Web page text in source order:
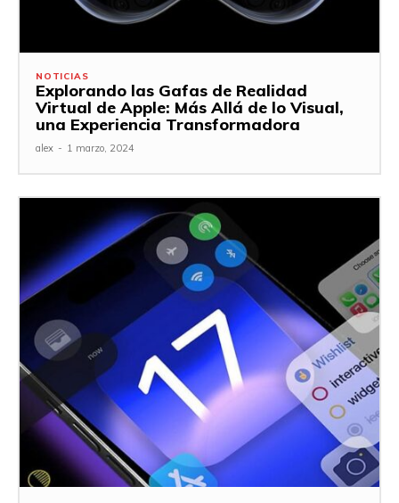
NOTICIAS
Explorando las Gafas de Realidad
Virtual de Apple: Más Allá de lo Visual,
una Experiencia Transformadora
alex - 1 marzo, 2024